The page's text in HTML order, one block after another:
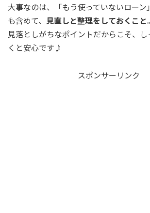
大事なのは、「もう使っていないローン
も含めて、 見直しと整理をしておくこと。
見落としがちなポイントだからこそ、
くと安心です♪
スポンサーリンク